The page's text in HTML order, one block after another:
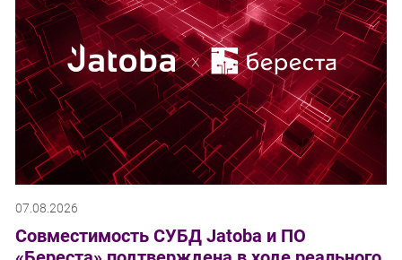
07.08.2026
Совместимость СУБД Jatoba и ПО